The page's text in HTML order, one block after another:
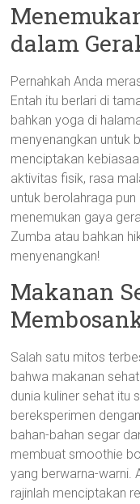
dalam
Pernahkah Anda
Entah itu berlari di
bahkan yoga di
menyenangkan untuk
menciptakan
aktivitas fisik, rasa
untuk berolahraga
menemukan gaya
Zumba atau bahkan
menyenangkan!
Makanan
Salah satu mitos
bahwa makanan
dunia kuliner sehat itu
bereksperimen
bahan-bahan segar
membuat smoothie
yang berwarna-warni.
rajinlah menciptakan